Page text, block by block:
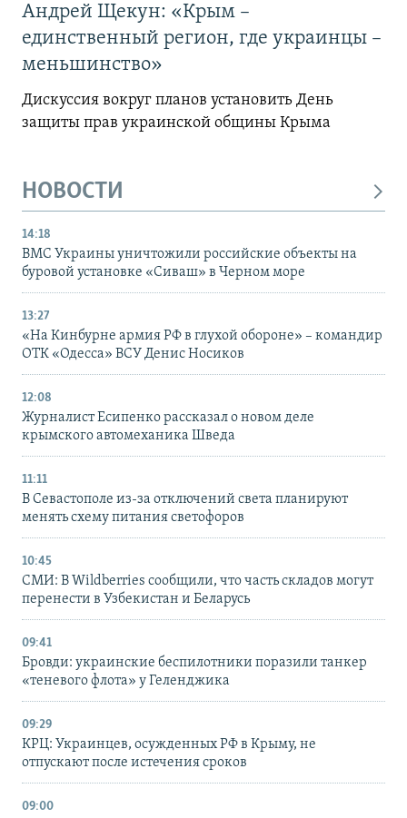
Андрей Щекун: «Крым –
единственный регион, где украинцы –
меньшинство»
Дискуссия вокруг планов установить День
защиты прав украинской общины Крыма
НОВОСТИ
14:18
ВМС Украины уничтожили российские объекты на
буровой установке «Сиваш» в Черном море
13:27
«На Кинбурне армия РФ в глухой обороне» – командир
ОТК «Одесса» ВСУ Денис Носиков
12:08
Журналист Есипенко рассказал о новом деле
крымского автомеханика Шведа
11:11
В Севастополе из-за отключений света планируют
менять схему питания светофоров
10:45
СМИ: В Wildberries сообщили, что часть складов могут
перенести в Узбекистан и Беларусь
09:41
Бровди: украинские беспилотники поразили танкер
«теневого флота» у Геленджика
09:29
КРЦ: Украинцев, осужденных РФ в Крыму, не
отпускают после истечения сроков
09:00